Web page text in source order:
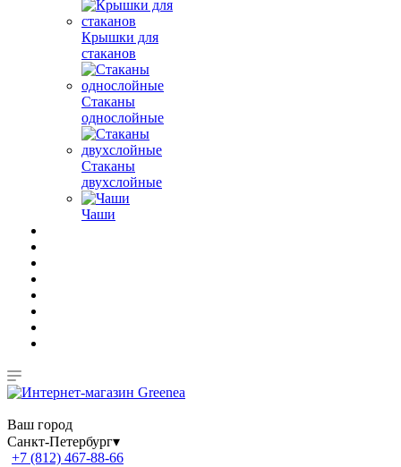
Крышки для
стаканов
Стаканы
однослойные
Стаканы
двухслойные
Чаши
Ваш город
Санкт-Петербург▾
+7 (812) 467-88-66